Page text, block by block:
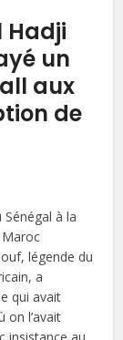
Hadji
un
aux
de
à la
Maroc
légende du
a
qui avait
on l’avait